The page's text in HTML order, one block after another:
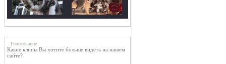
Голосование
Какие клипы Вы хотите больше видеть на нашем
сайте?